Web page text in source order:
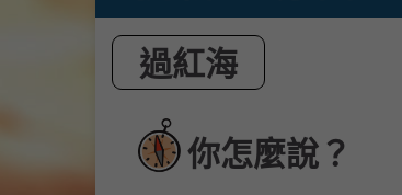
過紅海
你怎麼說？